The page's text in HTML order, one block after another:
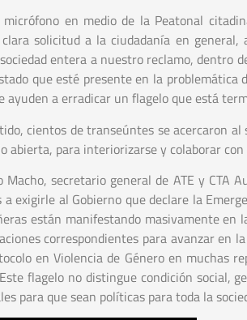
en medio de la Peatonal
solicitud a la ciudadanía en general,
entera a nuestro reclamo, dentro
que esté presente en la problemática
ayuden a erradicar un flagelo que está
cientos de transeúntes se acercaron
abierta, para interiorizarse y colaborar
Macho, secretario general de ATE y CTA
a exigirle al Gobierno que declare la
están manifestando masivamente en
correspondientes para avanzar en
en Violencia de Género en muchas
flagelo no distingue condición social,
para que sean políticas para toda la